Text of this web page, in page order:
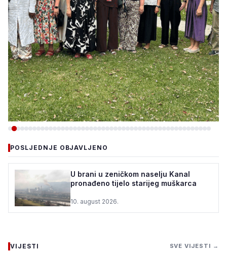
DOBOJ ISTOK: „DANI KULTURE
I DIJASPORE“ OKUPILI
UČESNIKE IZ ŠVEDSKE,
UKRAJINE, SENEGALA, G...
POSLJEDNJE OBJAVLJENO
U brani u zeničkom naselju Kanal
pronađeno tijelo starijeg muškarca
10. august 2026.
VIJESTI SVE VIJESTI →